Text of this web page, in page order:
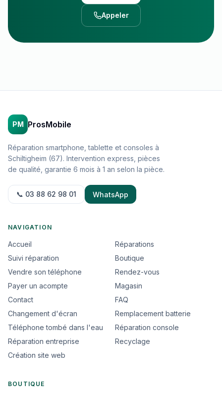
Appeler
PM ProsMobile
Réparation smartphone, tablette et consoles à
Schiltigheim (67). Intervention express, pièces
de qualité, garantie 6 mois à 1 an selon la pièce.
📞 03 88 62 98 01 WhatsApp
NAVIGATION
Accueil
Réparations
Suivi réparation
Boutique
Vendre son téléphone
Rendez-vous
Payer un acompte
Magasin
Contact
FAQ
Changement d'écran
Remplacement batterie
Téléphone tombé dans l'eau
Réparation console
Réparation entreprise
Recyclage
Création site web
BOUTIQUE